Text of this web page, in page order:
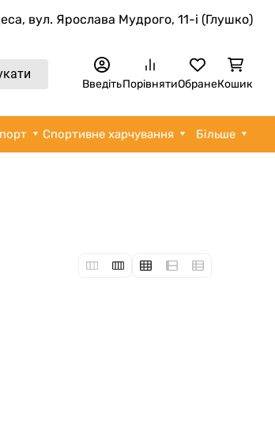
вул. Ярослава Мудрого, 11-i (Глушко)
ВведітьПорівнятиОбранеКошик
Спортивне харчування Більше